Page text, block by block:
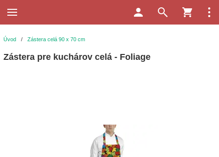
Úvod / Zástera celá 90 x 70 cm
Zástera pre kuchárov celá - Foliage